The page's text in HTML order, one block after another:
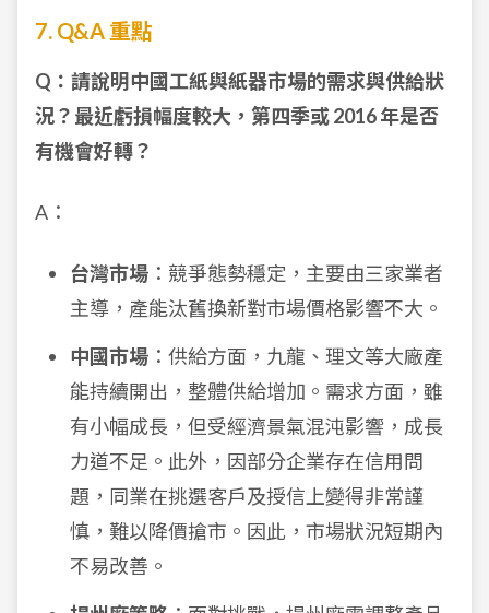
7. Q&A 重點
Q：請說明中國工紙與紙器市場的需求與供給狀
況？最近虧損幅度較大，第四季或 2016 年是否
有機會好轉？
A：
台灣市場 ：競爭態勢穩定，主要由三家業者
主導，產能汰舊換新對市場價格影響不大。
中國市場 ：供給方面，九龍、理文等大廠產
能持續開出，整體供給增加。需求方面，雖
有小幅成長，但受經濟景氣混沌影響，成長
力道不足。此外，因部分企業存在信用問
題，同業在挑選客戶及授信上變得非常謹
慎，難以降價搶市。因此，市場狀況短期內
不易改善。